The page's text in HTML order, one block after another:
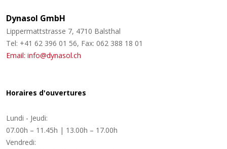
Dynasol GmbH
Lippermattstrasse 7, 4710 Balsthal
Tel: +41 62 396 01 56, Fax: 062 388 18 01
Email: info@dynasol.ch
Horaires d'ouvertures
Lundi - Jeudi:
07.00h – 11.45h | 13.00h – 17.00h
Vendredi: